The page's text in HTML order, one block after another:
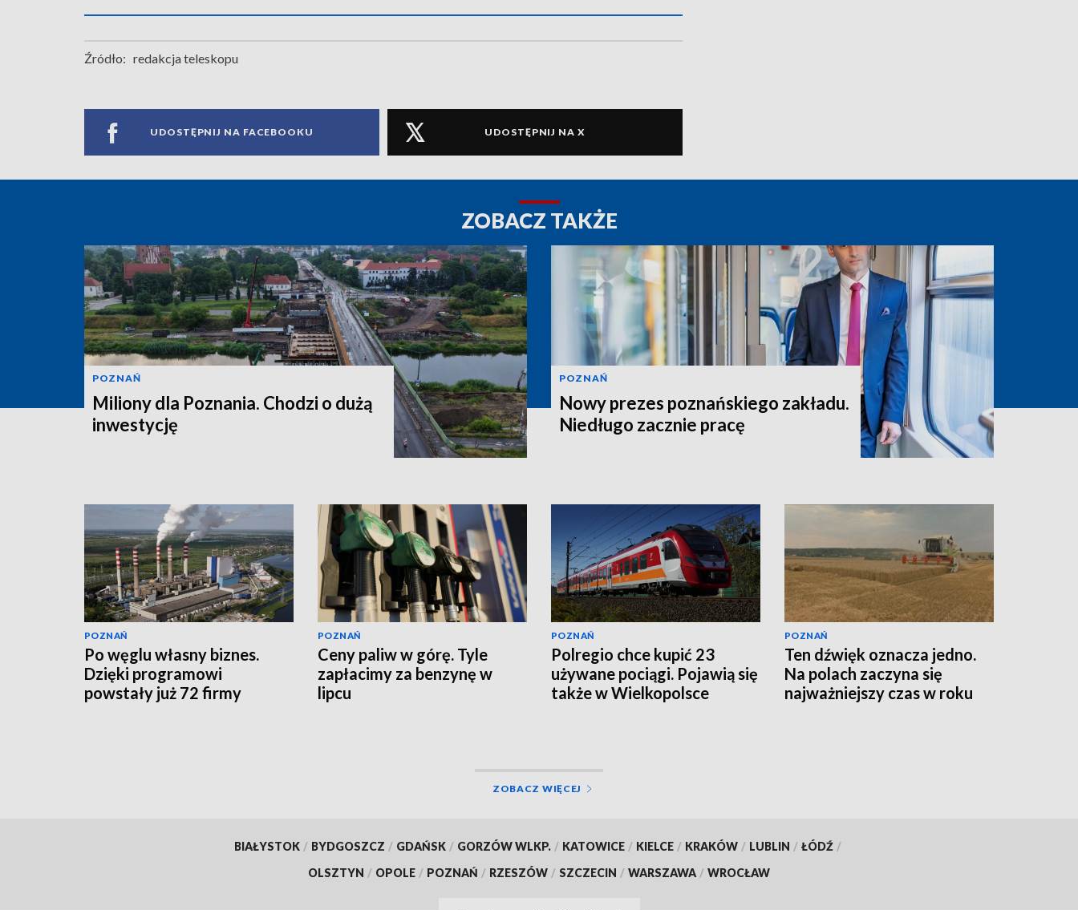
Źródło: redakcja teleskopu
UDOSTĘPNIJ NA FACEBOOKU UDOSTĘPNIJ NA X
ZOBACZ TAKŻE
POZNAŃ
Miliony dla Poznania. Chodzi o dużą
inwestycję
POZNAŃ
Nowy prezes poznańskiego zakładu.
Niedługo zacznie pracę
POZNAŃ
Po węglu własny biznes.
Dzięki programowi
powstały już 72 firmy
POZNAŃ
Ceny paliw w górę. Tyle
zapłacimy za benzynę w
lipcu
POZNAŃ
Polregio chce kupić 23
używane pociągi. Pojawią się
także w Wielkopolsce
POZNAŃ
Ten dźwięk oznacza jedno.
Na polach zaczyna się
najważniejszy czas w roku
ZOBACZ WIĘCEJ
BIAŁYSTOK / BYDGOSZCZ / GDAŃSK / GORZÓW WLKP. / KATOWICE / KIELCE / KRAKÓW / LUBLIN / ŁÓDŹ /
OLSZTYN / OPOLE / POZNAŃ / RZESZÓW / SZCZECIN / WARSZAWA / WROCŁAW